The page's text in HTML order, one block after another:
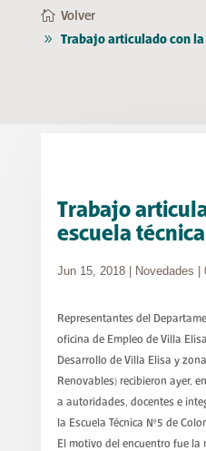
Volver
Trabajo articulado con
Trabajo
escuela técnica
Jun 15, 2018| Novedades
Representantes del
oficina de Empleo de Villa
Desarrollo de Villa Elisa y
Renovables) recibieron ayer,
a autoridades, docentes e
la Escuela Técnica N°5 de
El motivo del encuentro fue